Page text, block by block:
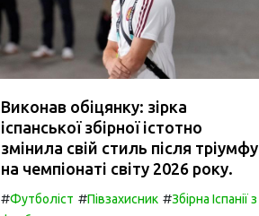
Виконав обіцянку: зірка
іспанської збірної істотно
змінила свій стиль після тріумфу
на чемпіонаті світу 2026 року.
#Футболіст #Півзахисник #Збірна Іспанії з